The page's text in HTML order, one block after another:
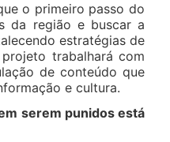
o primeiro passo do
da região e buscar a
estratégias de
trabalhará com
de conteúdo que
e cultura.
serem punidos está